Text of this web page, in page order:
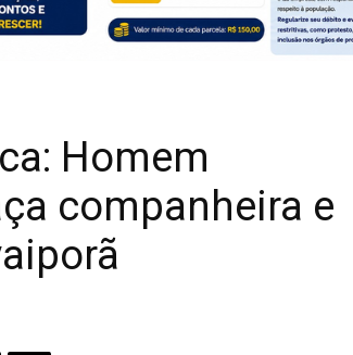
Homem
companheira e